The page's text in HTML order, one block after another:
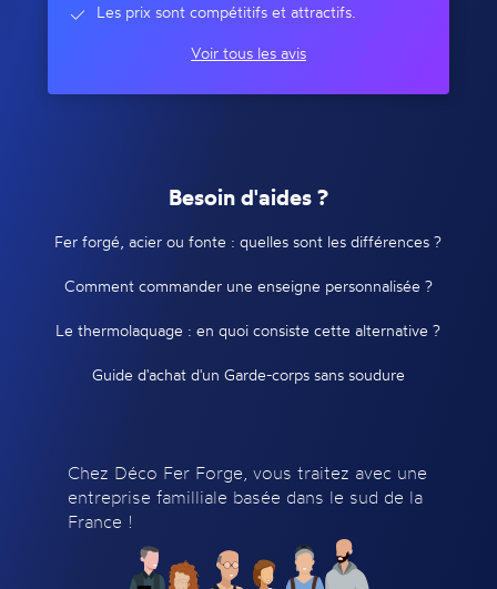
Les prix sont compétitifs et attractifs.
Voir tous les avis
Besoin d'aides ?
Fer forgé, acier ou fonte : quelles sont les différences ?
Comment commander une enseigne personnalisée ?
Le thermolaquage : en quoi consiste cette alternative ?
Guide d'achat d'un Garde-corps sans soudure
Chez Déco Fer Forge, vous traitez avec une
entreprise familliale basée dans le sud de la
France !